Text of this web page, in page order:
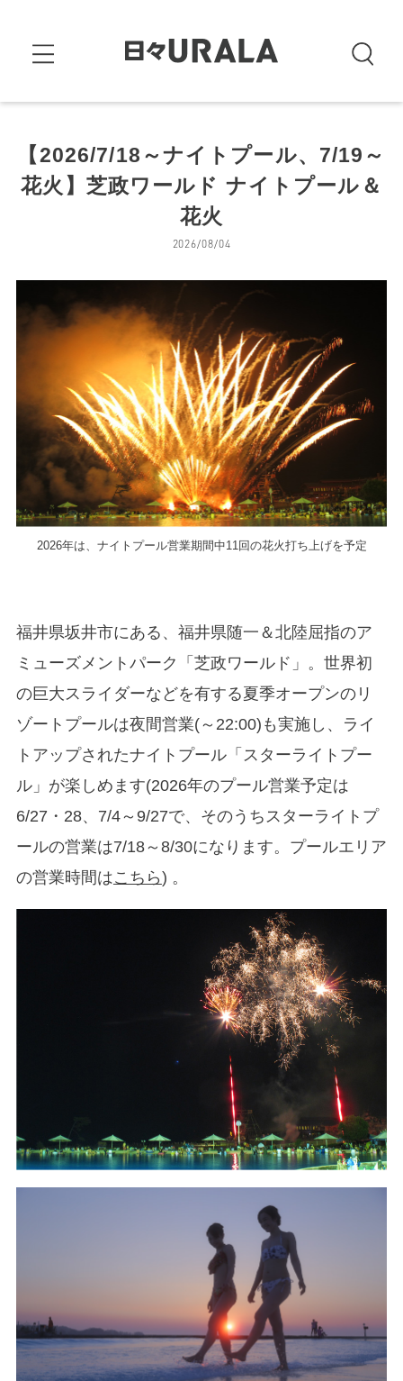
【2026/7/18～ナイトプール、7/19～
花火】芝政ワールド ナイトプール＆
花火
2026/08/04
2026年は、ナイトプール営業期間中11回の花火打ち上げを予定
福井県坂井市にある、福井県随一＆北陸屈指のア
ミューズメントパーク「芝政ワールド」。世界初
の巨大スライダーなどを有する夏季オープンのリ
ゾートプールは夜間営業(～22:00)も実施し、ライ
トアップされたナイトプール「スターライトプー
ル」が楽しめます(2026年のプール営業予定は
6/27・28、7/4～9/27で、そのうちスターライトプ
ールの営業は7/18～8/30になります。プールエリア
の営業時間はこちら) 。